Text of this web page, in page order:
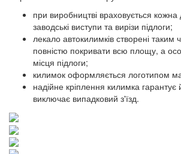
при виробництві враховується кожна
заводські виступи та вирізи підлоги;
лекало автокилимків створені
повністю покривати всю площу, а
місця підлоги;
килимок оформляється логотипом
надійне кріплення килимка
виключає випадковий з'їзд.